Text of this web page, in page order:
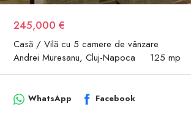
245,000 €
Casă / Vilă cu 5 camere de vânzare
Andrei Muresanu, Cluj-Napoca
125 mp
WhatsApp Facebook